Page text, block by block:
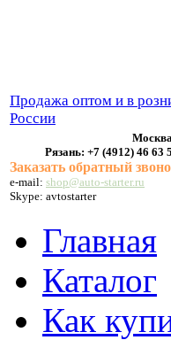
Продажа оптом и в
России
Рязань: +7 (4912) 46 63
Заказать обратный
e-mail: shop@auto-starter.ru
Skype: avtostarter
Главная
Каталог
Как